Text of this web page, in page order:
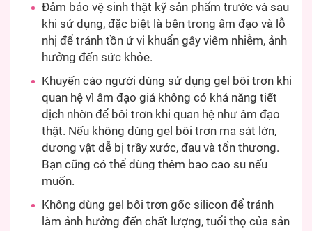
Đảm bảo vệ sinh thật kỹ sản phẩm trước và sau
khi sử dụng, đặc biệt là bên trong âm đạo và lỗ
nhị để tránh tồn ứ vi khuẩn gây viêm nhiễm, ảnh
hưởng đến sức khỏe.
Khuyến cáo người dùng sử dụng gel bôi trơn khi
quan hệ vì âm đạo giả không có khả năng tiết
dịch nhờn để bôi trơn khi quan hệ như âm đạo
thật. Nếu không dùng gel bôi trơn ma sát lớn,
dương vật dễ bị trầy xước, đau và tổn thương.
Bạn cũng có thể dùng thêm bao cao su nếu
muốn.
Không dùng gel bôi trơn gốc silicon để tránh
làm ảnh hưởng đến chất lượng, tuổi thọ của sản